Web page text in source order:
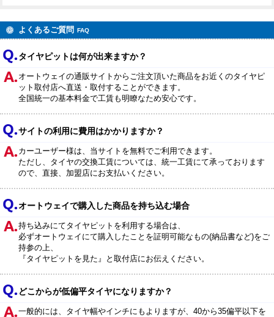
よくあるご質問 FAQ
タイヤピットは何が出来ますか？
オートウェイの通販サイトからご注文頂いた商品をお近くのタイヤピ
ット取付店へ直送・取付することができます。
全国統一の基本料金で工賃も明瞭なため安心です。
サイトの利用に費用はかかりますか？
カーユーザー様は、当サイトを無料でご利用できます。
ただし、タイヤの交換工賃については、統一工賃にて承っております
ので、直接、加盟店にお支払いください。
オートウェイで購入した商品を持ち込む場合
持ち込みにてタイヤピットを利用する場合は、
必ずオートウェイにて購入したことを証明可能なもの(納品書など)をご
持参の上、
『タイヤピットを見た』と取付店にお伝えください。
どこからが低偏平タイヤになりますか？
一般的には、タイヤ幅やインチにもよりますが、40から35偏平以下を